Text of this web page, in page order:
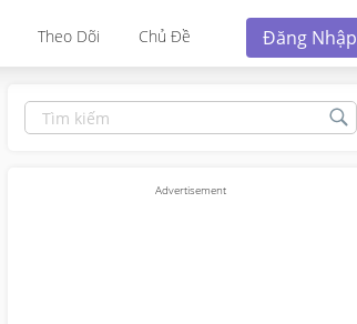
Theo Dõi Chủ Đề Đăng Nhập